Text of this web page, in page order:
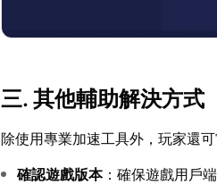
三. 其他輔助解決方式
除使用專業加速工具外，玩家還
確認遊戲版本：確保遊戲用戶